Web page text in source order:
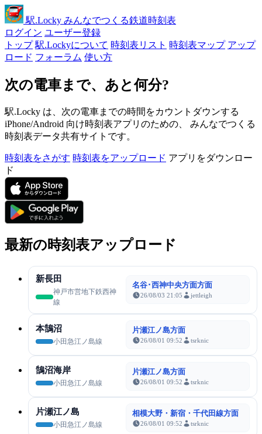
駅.Locky みんなでつくる鉄道時刻表
ログイン ユーザー登録
トップ 駅.Lockyについて 時刻表リスト 時刻表マップ アップ
ロード フォーラム 使い方
次の電車まで、あと何分?
駅.Locky は、次の電車までの時間をカウントダウンする
iPhone/Android 向け時刻表アプリのための、 みんなでつくる
時刻表データ共有サイトです。
時刻表をさがす 時刻表をアップロード アプリをダウンロー
ド
最新の時刻表アップロード
新長田
神戸市営地下鉄西神
線
名谷･西神中央方面方面
26/08/03 21:05 jettleigh
本鵠沼
小田急江ノ島線
片瀬江ノ島方面
26/08/01 09:52 tsrknic
鵠沼海岸
小田急江ノ島線
片瀬江ノ島方面
26/08/01 09:52 tsrknic
片瀬江ノ島
小田急江ノ島線
相模大野・新宿・千代田線方面
26/08/01 09:52 tsrknic